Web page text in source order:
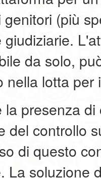
(più
giudiziarie.
da solo,
nella lotta per
presenza
del controllo
di questo
La soluzione